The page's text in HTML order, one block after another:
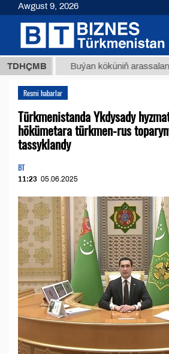
TDHÇMBBuýan köküniň
Resmi habarlar
Türkmenistanda Ykdysady
hökümetara türkmen-rus
tassyklandy
BT
11:23 05.06.2025
Awgust 9, 2026